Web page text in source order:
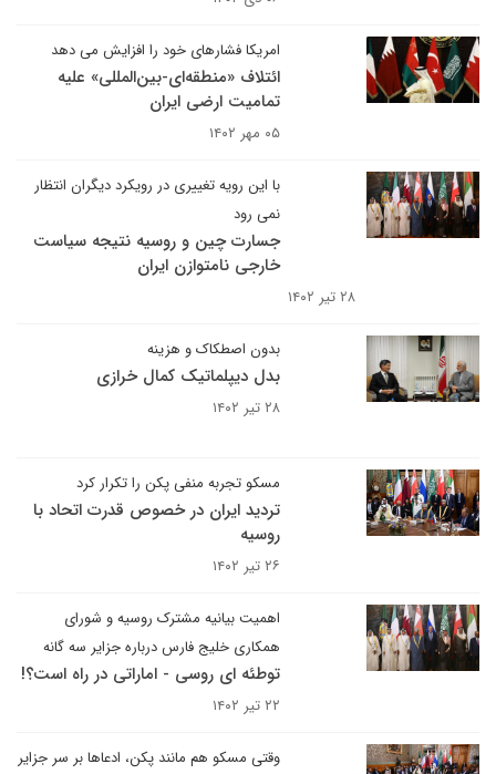
امریکا فشارهای خود را افزایش می دهد
ائتلاف «منطقه‌ای-بین‌المللی» علیه
تمامیت ارضی ایران
۰۵ مهر ۱۴۰۲
با این رویه تغییری در رویکرد دیگران انتظار
نمی رود
جسارت چین و روسیه نتیجه سیاست
خارجی نامتوازن ایران
۲۸ تیر ۱۴۰۲
بدون اصطکاک و هزینه
بدل دیپلماتیک کمال خرازی
۲۸ تیر ۱۴۰۲
مسکو تجربه منفی پکن را تکرار کرد
تردید ایران در خصوص قدرت اتحاد با
روسیه
۲۶ تیر ۱۴۰۲
اهمیت بیانیه مشترک روسیه و شورای
همکاری خلیج فارس درباره جزایر سه گانه
توطئه ای روسی - اماراتی در راه است؟!
۲۲ تیر ۱۴۰۲
وقتی مسکو هم مانند پکن، ادعاها بر سر جزایر